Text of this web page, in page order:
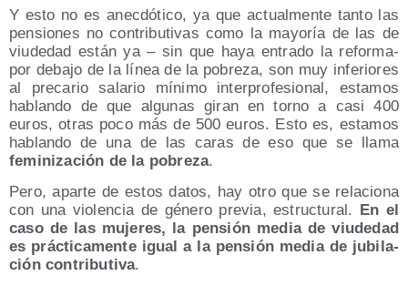
Y esto no es anec­dó­ti­co, ya que actual­men­te tan­to las
pen­sio­nes no con­tri­bu­ti­vas como la mayo­ría de las de
viu­de­dad están ya – sin que haya entra­do la refor­ma-
por deba­jo de la línea de la pobre­za, son muy infe­rio­res
al pre­ca­rio sala­rio míni­mo inter­pro­fe­sio­nal, esta­mos
hablan­do de que algu­nas giran en torno a casi 400
euros, otras poco más de 500 euros. Esto es, esta­mos
hablan­do de una de las caras de eso que se lla­ma
femi­ni­za­ción de la pobre­za.
Pero, apar­te de estos datos, hay otro que se rela­cio­na
con una vio­len­cia de géne­ro pre­via, estruc­tu­ral. En el
caso de las muje­res, la pen­sión media de viu­de­dad
es prác­ti­ca­men­te igual a la pen­sión media de jubi­la­
ción con­tri­bu­ti­va.